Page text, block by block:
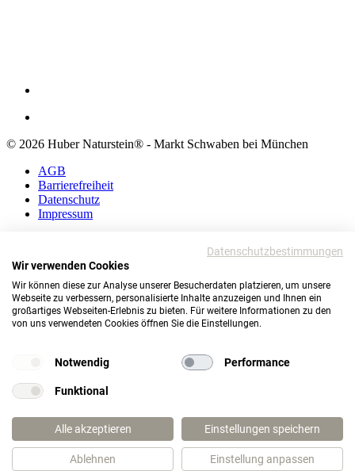
© 2026 Huber Naturstein® - Markt Schwaben bei München
AGB
Barrierefreiheit
Datenschutz
Impressum
Datenschutz
Impressum
© 2026 Huber Naturstein®
Markt Schwaben bei München
Datenschutzbestimmungen
Wir verwenden Cookies
Wir können diese zur Analyse unserer Besucherdaten platzieren, um unsere
Webseite zu verbessern, personalisierte Inhalte anzuzeigen und Ihnen ein
großartiges Webseiten-Erlebnis zu bieten. Für weitere Informationen zu den
von uns verwendeten Cookies öffnen Sie die Einstellungen.
Notwendig Performance
Funktional
Alle akzeptieren Einstellungen speichern
Ablehnen Einstellung anpassen